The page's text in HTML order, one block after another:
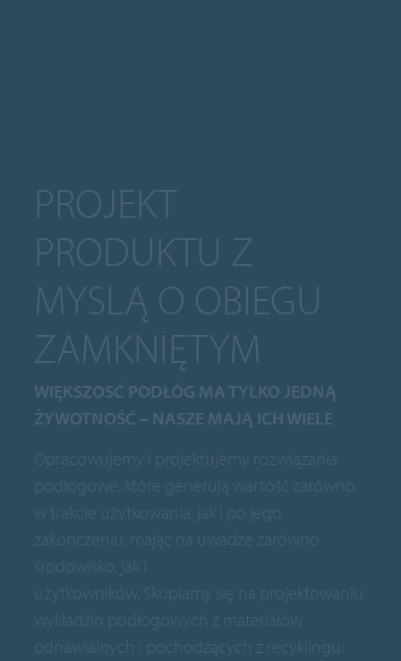
PROJEKT
PRODUKTU Z
MYSLĄ O OBIEGU
ZAMKNIĘTYM
WIĘKSZOSĆ PODŁÓG MA TYLKO JEDNĄ
ŻYWOTNOŚĆ – NASZE MAJĄ ICH WIELE
Opracowujemy i projektujemy rozwiązania
podłogowe, które generują wartość zarówno
w trakcie użytkowania, jak i po jego
zakończeniu, mając na uwadze zarówno
środowisko, jak i
użytkowników. Skupiamy się na projektowaniu
wykładzin podłogowych z materiałów
odnawialnych i pochodzących z recyklingu.